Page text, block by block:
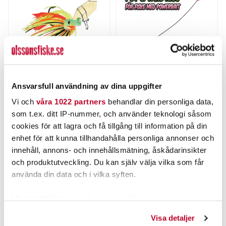
Ansvarsfull användning av dina uppgifter
Vi och våra 1022 partners behandlar din personliga data,
som t.ex. ditt IP-nummer, och använder teknologi såsom
cookies för att lagra och få tillgång till information på din
enhet för att kunna tillhandahålla personliga annonser och
innehåll, annons- och innehållsmätning, åskådarinsikter
och produktutveckling. Du kan själv välja vilka som får
använda din data och i vilka syften.
Visa detaljer
Pig Hula Tiny Chatterbait
7g
Nuvarande pris:
69,00 krTidigare pris:
89,00 kr
69,00 kr
89,00 kr
FINNS I LAGER.
LÄS MER
Anders Put and Take kit
Pris:45,00 kr45,00 kr
FLER ÄN 6 ST KVAR
LÄGG I VARUKORGEN